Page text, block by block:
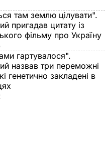
там землю цілувати".
пригадав цитату із
фільму про Україну
гартувалося".
назвав три переможні
генетично закладені в